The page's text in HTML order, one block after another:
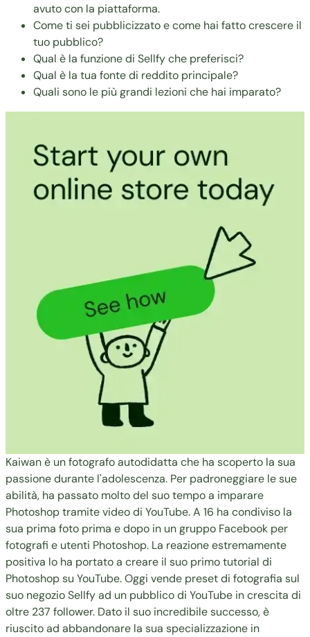
avuto con la piattaforma.
Come ti sei pubblicizzato e come hai fatto crescere il
tuo pubblico?
Qual è la funzione di Sellfy che preferisci?
Qual è la tua fonte di reddito principale?
Quali sono le più grandi lezioni che hai imparato?
Kaiwan è un fotografo autodidatta che ha scoperto la sua
passione durante l'adolescenza. Per padroneggiare le sue
abilità, ha passato molto del suo tempo a imparare
Photoshop tramite video di YouTube. A 16 ha condiviso la
sua prima foto prima e dopo in un gruppo Facebook per
fotografi e utenti Photoshop. La reazione estremamente
positiva lo ha portato a creare il suo primo tutorial di
Photoshop su YouTube. Oggi vende preset di fotografia sul
suo negozio Sellfy ad un pubblico di YouTube in crescita di
oltre 237 follower. Dato il suo incredibile successo, è
riuscito ad abbandonare la sua specializzazione in